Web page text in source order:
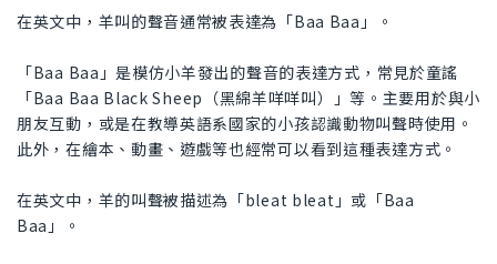
在英文中，羊叫的聲音通常被表達為「Baa Baa」。
「Baa Baa」是模仿小羊發出的聲音的表達方式，常見於童謠
「Baa Baa Black Sheep（黑綿羊咩咩叫）」等。主要用於與小
朋友互動，或是在教導英語系國家的小孩認識動物叫聲時使用。
此外，在繪本、動畫、遊戲等也經常可以看到這種表達方式。
在英文中，羊的叫聲被描述為「bleat bleat」或「Baa
Baa」。